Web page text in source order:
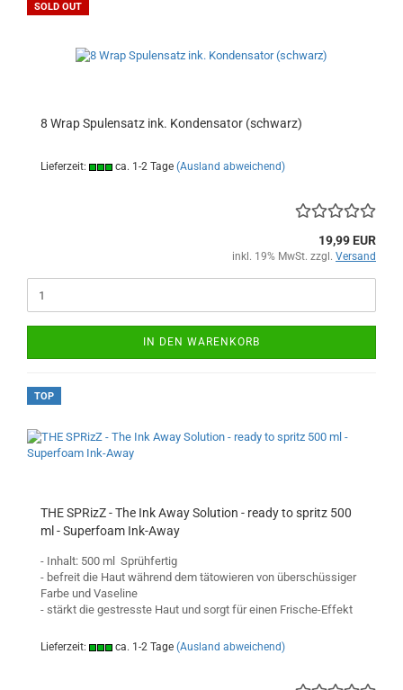
SOLD OUT
8 Wrap Spulensatz ink. Kondensator (schwarz)
Lieferzeit: ca. 1-2 Tage (Ausland abweichend)
19,99 EUR
inkl. 19% MwSt. zzgl. Versand
IN DEN WARENKORB
TOP
THE SPRizZ - The Ink Away Solution - ready to spritz 500
ml - Superfoam Ink-Away
- Inhalt: 500 ml Sprühfertig
- befreit die Haut während dem tätowieren von überschüssiger
Farbe und Vaseline
- stärkt die gestresste Haut und sorgt für einen Frische-Effekt
Lieferzeit: ca. 1-2 Tage (Ausland abweichend)